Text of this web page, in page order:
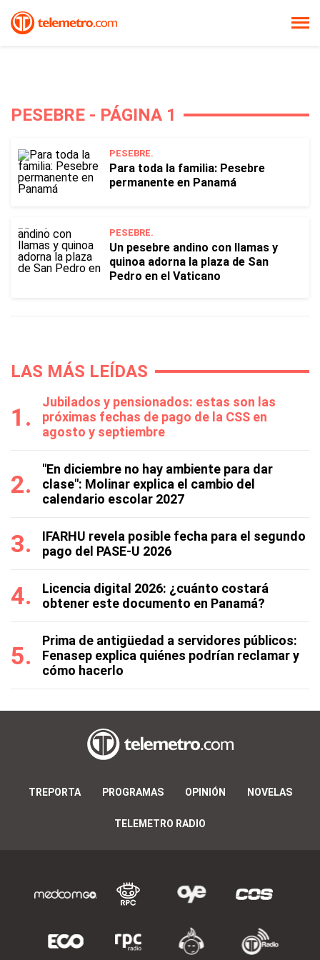
PESEBRE - PÁGINA 1
PESEBRE.
Para toda la familia: Pesebre
permanente en Panamá
PESEBRE.
Un pesebre andino con llamas y
quinoa adorna la plaza de San
Pedro en el Vaticano
LAS MÁS LEÍDAS
Jubilados y pensionados: estas son las
próximas fechas de pago de la CSS en
agosto y septiembre
"En diciembre no hay ambiente para dar
clase": Molinar explica el cambio del
calendario escolar 2027
IFARHU revela posible fecha para el segundo
pago del PASE-U 2026
Licencia digital 2026: ¿cuánto costará
obtener este documento en Panamá?
Prima de antigüedad a servidores públicos:
Fenasep explica quiénes podrían reclamar y
cómo hacerlo
TREPORTA PROGRAMAS OPINIÓN NOVELAS
TELEMETRO RADIO